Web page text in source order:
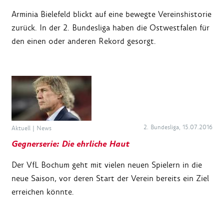
Arminia Bielefeld blickt auf eine bewegte Vereinshistorie
zurück. In der 2. Bundesliga haben die Ostwestfalen für
den einen oder anderen Rekord gesorgt.
Aktuell | News 2. Bundesliga, 15.07.2016
Gegnerserie: Die ehrliche Haut
Der VfL Bochum geht mit vielen neuen Spielern in die
neue Saison, vor deren Start der Verein bereits ein Ziel
erreichen könnte.